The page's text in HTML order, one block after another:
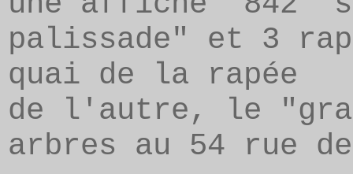
palissade" et 3
quai de la rapée
de l'autre, le
arbres au 54 rue